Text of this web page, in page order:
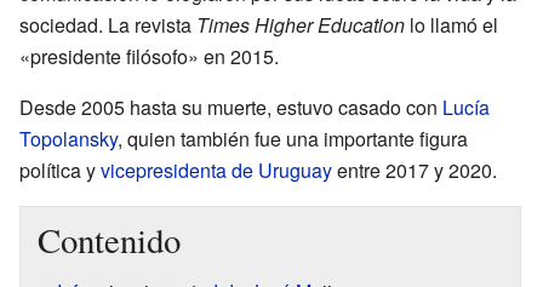
sociedad. La revista Times Higher Education lo llamó el
«presidente filósofo» en 2015.
Desde 2005 hasta su muerte, estuvo casado con Lucía
Topolansky, quien también fue una importante figura
política yvicepresidenta de Uruguayentre 2017 y 2020.
Contenido